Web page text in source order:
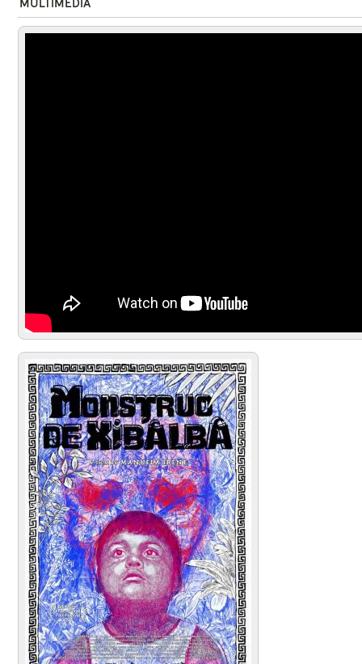
Trailer Monstruo de Xibalba-